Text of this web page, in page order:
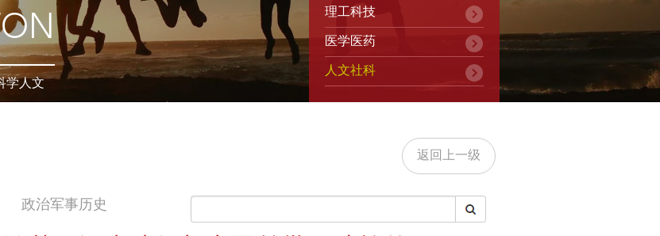
学人文
理工科技
医学医药
人文社科
返回上一级
政治军事历史